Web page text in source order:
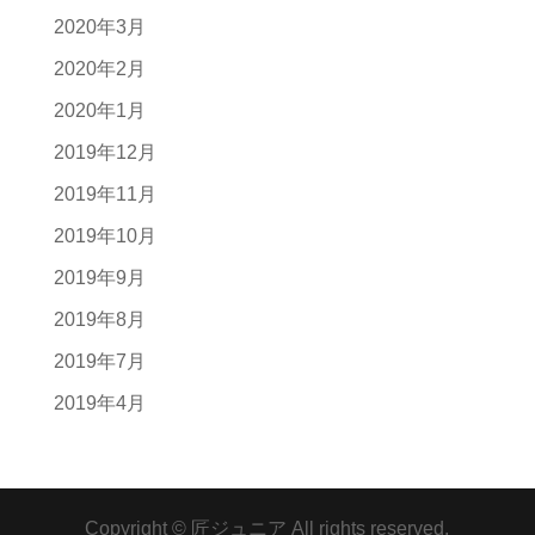
2020年3月
2020年2月
2020年1月
2019年12月
2019年11月
2019年10月
2019年9月
2019年8月
2019年7月
2019年4月
Copyright © 匠ジュニア All rights reserved.